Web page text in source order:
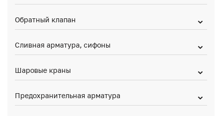
Обратный клапан
Сливная арматура, сифоны
Шаровые краны
Предохранительная арматура